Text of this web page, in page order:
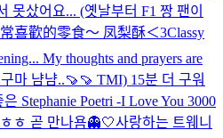
못샀어요... (옛날부터 F1 짱 팬이
喜歡的零食～ 凤梨酥＜3Classy
My thoughts and prayers are
마 냠냠..🍠🍠 TMI) 15분 더 구워
Stephanie Poetri -I Love You 3000
ㅎ 곧 만나욤👻🤍사랑하는 트웨니